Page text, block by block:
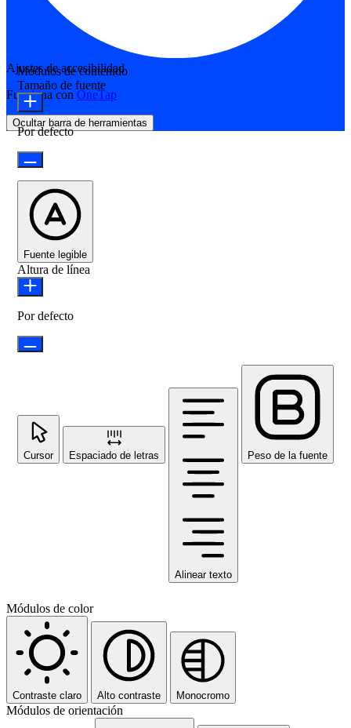
Ajustes de accesibilidad
Funciona con OneTap
Ocultar barra de herramientas
Módulos de contenido
Tamaño de fuente
Por defecto
Fuente legible
Altura de línea
Por defecto
Cursor Espaciado de letras
Alinear texto
Peso de la fuente
Módulos de color
Contraste claro Alto contraste Monocromo
Módulos de orientación